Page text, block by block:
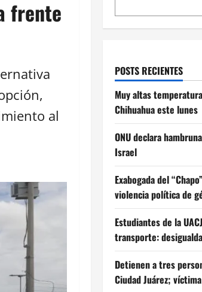
frente
al
POSTS RECIENTES
Muy altas
Chihuahua este lunes
ONU declara
Israel
Exabogada del
violencia política de
Estudiantes de la
transporte:
Detienen a tres
Ciudad Juárez;